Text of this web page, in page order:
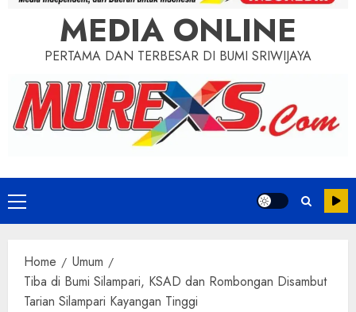
MEDIA ONLINE
PERTAMA DAN TERBESAR DI BUMI SRIWIJAYA
Primary
Menu
Home
Umum
Tiba di Bumi Silampari, KSAD dan Rombongan Disambut
Tarian Silampari Kayangan Tinggi